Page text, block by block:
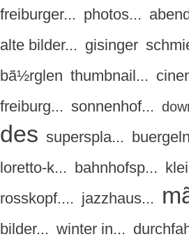
freiburger... photos...
alte bilder... gisinger
bã½rglen thumbnail...
freiburg... sonnenhof...
des superspla... buergeln
loretto-k... bahnhofsp...
rosskopf.... jazzhaus...
bilder... winter in...